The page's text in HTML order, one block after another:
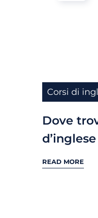
Corsi di
Dove
READ MORE